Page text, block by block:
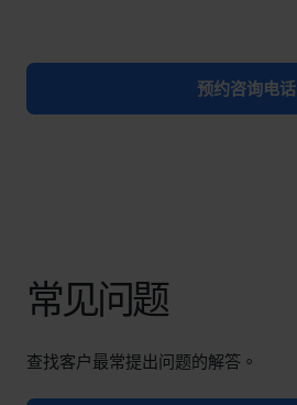
预约咨询电话
常见问题
查找客户最常提出问题的解答。